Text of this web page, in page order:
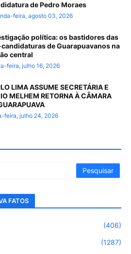
de Pedro Moraes
feira, agosto 03, 2026
política: os bastidores das
de Guarapuavanos na
central
feira, julho 16, 2026
LIMA ASSUME SECRETÁRIA E
MELHEM RETORNA À CÂMARA
feira, julho 24, 2026
FATOS
(406)
(1287)